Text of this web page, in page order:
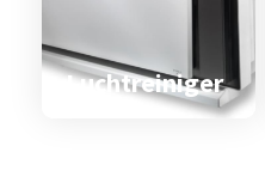
Luchtreiniger